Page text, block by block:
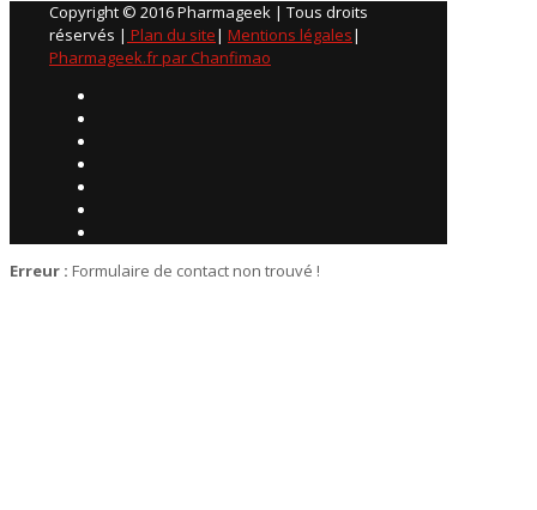
Copyright © 2016 Pharmageek | Tous droits
réservés | Plan du site| Mentions légales|
Pharmageek.fr par Chanfimao
Erreur : Formulaire de contact non trouvé !